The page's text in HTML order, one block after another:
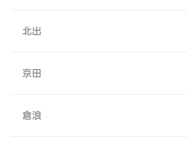
北出
京田
倉浪